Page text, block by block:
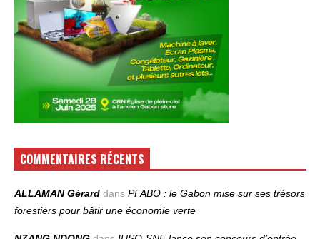
COMMENTAIRES RÉCENTS
ALLAMAN Gérard dans PFABO : le Gabon mise sur ses trésors
forestiers pour bâtir une économie verte